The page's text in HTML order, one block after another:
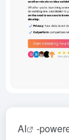
AI
-